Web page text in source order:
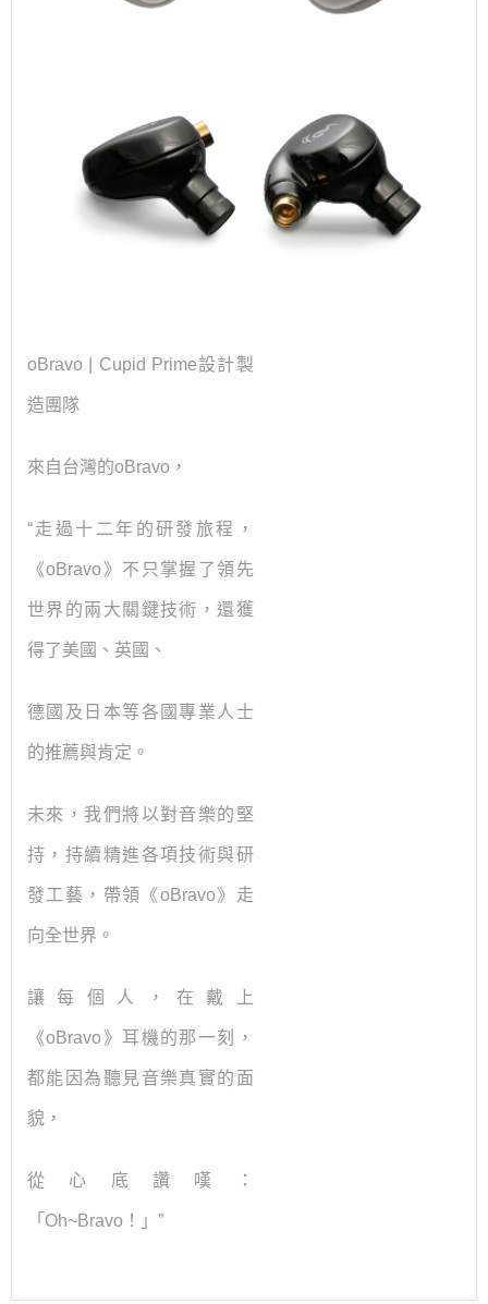
oBravo | Cupid Prime設計製
造團隊
來自台灣的oBravo，
“走過十二年的研發旅程，
《oBravo》不只掌握了領先
世界的兩大關鍵技術，還獲
得了美國、英國、
德國及日本等各國專業人士
的推薦與肯定。
未來，我們將以對音樂的堅
持，持續精進各項技術與研
發工藝，帶領《oBravo》走
向全世界。
讓每個人，在戴上
《oBravo》耳機的那一刻，
都能因為聽見音樂真實的面
貌，
從心底讚嘆：
「Oh~Bravo！」”